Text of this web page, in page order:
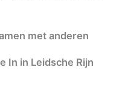
met anderen
In in Leidsche Rijn